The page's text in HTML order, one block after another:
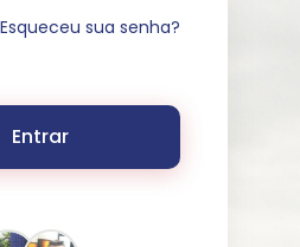
Esqueceu sua senha?
Entrar